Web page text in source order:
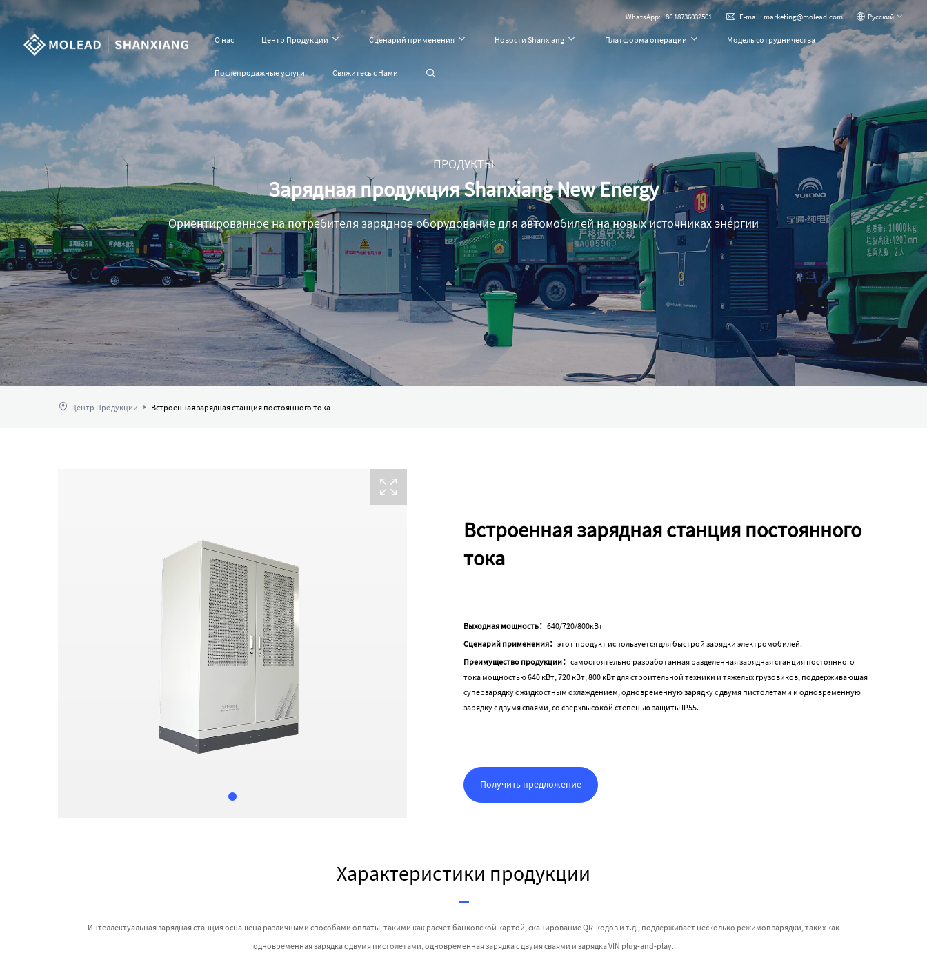
WhatsApp: +86 18736032501 E-mail: marketing@molead.com Pусский
О нас Центр Продукции Сценарий применения Новости Shanxiang Платформа операции Модель сотрудничества
Послепродажные услуги Свяжитесь с Нами
ПРОДУКТЫ
Зарядная продукция Shanxiang New Energy
Ориентированное на потребителя зарядное оборудование для автомобилей на новых источниках энергии
Центр Продукции Встроенная зарядная станция постоянного тока
Встроенная зарядная станция постоянного
тока
Выходная мощность： 640/720/800кВт
Сценарий применения： этот продукт используется для быстрой зарядки электромобилей.
Преимущество продукции： самостоятельно разработанная разделенная зарядная станция постоянного
тока мощностью 640 кВт, 720 кВт, 800 кВт для строительной техники и тяжелых грузовиков, поддерживающая
суперзарядку с жидкостным охлаждением, одновременную зарядку с двумя пистолетами и одновременную
зарядку с двумя сваями, со сверхвысокой степенью защиты IP55.
Получить предложение
Характеристики продукции
Интеллектуальная зарядная станция оснащена различными способами оплаты, такими как расчет банковской картой, сканирование QR-кодов и т.д., поддерживает несколько режимов зарядки, таких как
одновременная зарядка с двумя пистолетами, одновременная зарядка с двумя сваями и зарядка VIN plug-and-play.